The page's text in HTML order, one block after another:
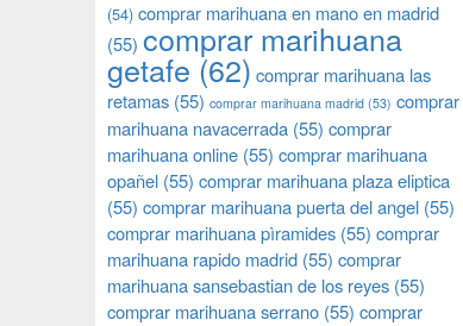
(54) comprar marihuana en mano en madrid
(55) comprar marihuana
getafe (62) comprar marihuana las
retamas (55) comprar marihuana madrid (53) comprar
marihuana navacerrada (55) comprar
marihuana online (55) comprar marihuana
opañel (55) comprar marihuana plaza eliptica
(55) comprar marihuana puerta del angel (55)
comprar marihuana pìramides (55) comprar
marihuana rapido madrid (55) comprar
marihuana sansebastian de los reyes (55)
comprar marihuana serrano (55) comprar